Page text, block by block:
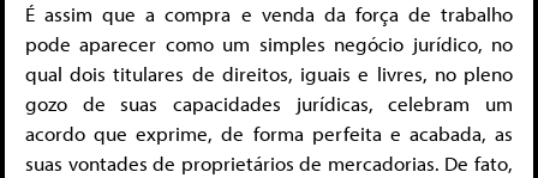
É assim que a compra e venda da força de trabalho
pode aparecer como um simples negócio jurídico, no
qual dois titulares de direitos, iguais e livres, no pleno
gozo de suas capacidades jurídicas, celebram um
acordo que exprime, de forma perfeita e acabada, as
suas vontades de proprietários de mercadorias. De fato,